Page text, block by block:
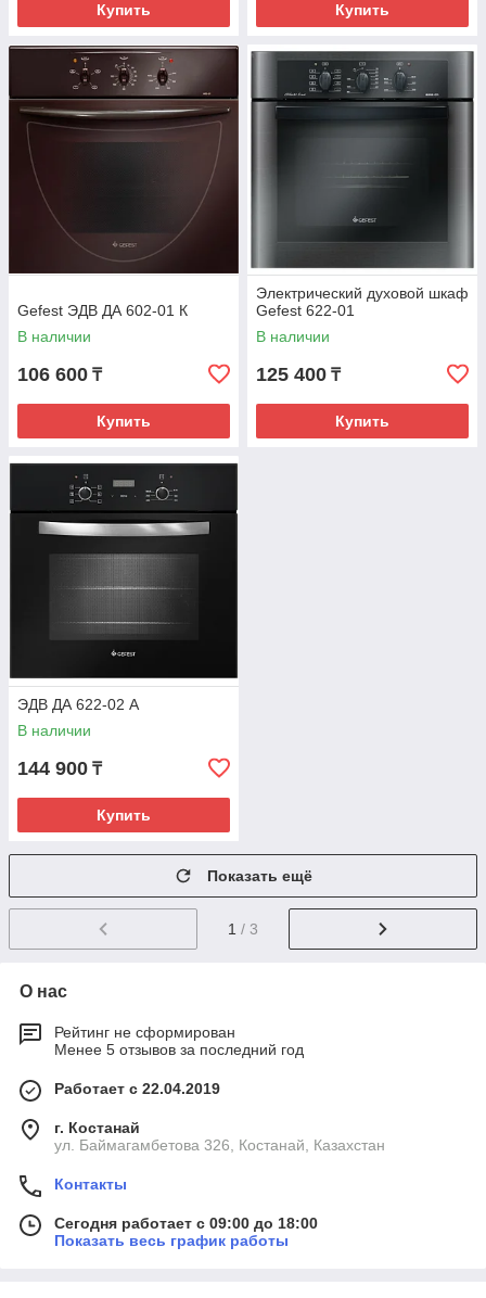
Купить Купить
Gefest ЭДВ ДА 602-01 К
В наличии
106 600 ₸
Купить
Электрический духовой шкаф
Gefest 622-01
В наличии
125 400 ₸
Купить
ЭДВ ДА 622-02 А
В наличии
144 900 ₸
Купить
Показать ещё
1 / 3
О нас
Рейтинг не сформирован
Менее 5 отзывов за последний год
Работает с 22.04.2019
г. Костанай
ул. Баймагамбетова 326, Костанай, Казахстан
Контакты
Сегодня работает с 09:00 до 18:00
Показать весь график работы